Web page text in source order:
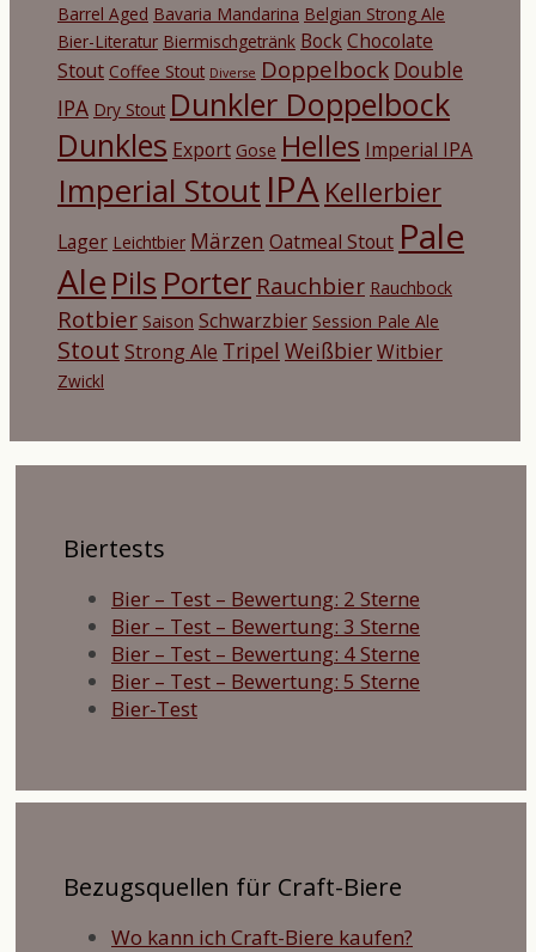
Barrel Aged Bavaria Mandarina Belgian Strong Ale
Bier-Literatur Biermischgetränk BockChocolate
Stout Coffee Stout Diverse Doppelbock Double
IPA Dry Stout Dunkler Doppelbock
Dunkles Export Gose Helles Imperial IPA
Imperial Stout IPA Kellerbier
Lager Leichtbier Märzen Oatmeal Stout Pale
Ale Pils Porter Rauchbier Rauchbock
Rotbier Saison Schwarzbier Session Pale Ale
Stout Strong Ale Tripel WeißbierWitbier
Zwickl
Biertests
Bier – Test – Bewertung: 2 Sterne
Bier – Test – Bewertung: 3 Sterne
Bier – Test – Bewertung: 4 Sterne
Bier – Test – Bewertung: 5 Sterne
Bier-Test
Bezugsquellen für Craft-Biere
Wo kann ich Craft-Biere kaufen?